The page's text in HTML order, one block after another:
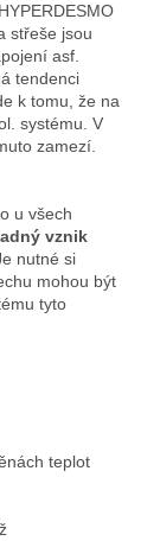
střeše jsou
asf.
tendenci
k tomu, že na
systému. V
zamezí.
u všech
vznik
nutné si
mohou být
tyto
teplot